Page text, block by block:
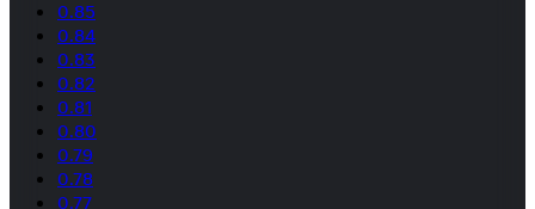
0.85
0.84
0.83
0.82
0.81
0.80
0.79
0.78
0.77